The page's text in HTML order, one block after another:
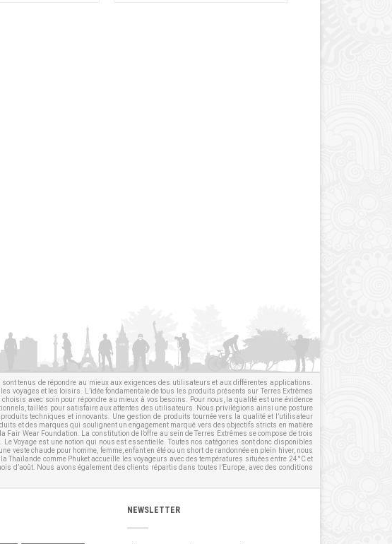
tenus de répondre au mieux aux exigences des utilisateurs et aux différentes applications.
voyages et les loisirs. L’idée fondamentale de tous les produits présents sur Terres Extrêmes
avec soin pour répondre au mieux à vos besoins. Pour nous, la qualité est une évidence
taillés pour satisfaire aux attentes des utilisateurs. Nous privilégions ainsi une posture
techniques et innovants. Une gestion de produits tournée vers la qualité et l’utilisateur
et des marques qui soulignent un engagement marqué vers des objectifs stricts en matière
Fair Wear Foundation . La constitution de l’offre au sein de Terres Extrêmes se compose de trois
Voyage est une notion qui nous est essentielle. Toutes nos catégories sont donc disponibles
veste chaude pour homme femme, enfanten été ou un short de randonnée en plein hiver, nous
Thaïlande comme Phuket accueille les voyageurs avec des températures situées entre 24°C et
d’août. Nous avons également des clients répartis dans toutes l’Europe, avec des conditions
NEWSLETTER